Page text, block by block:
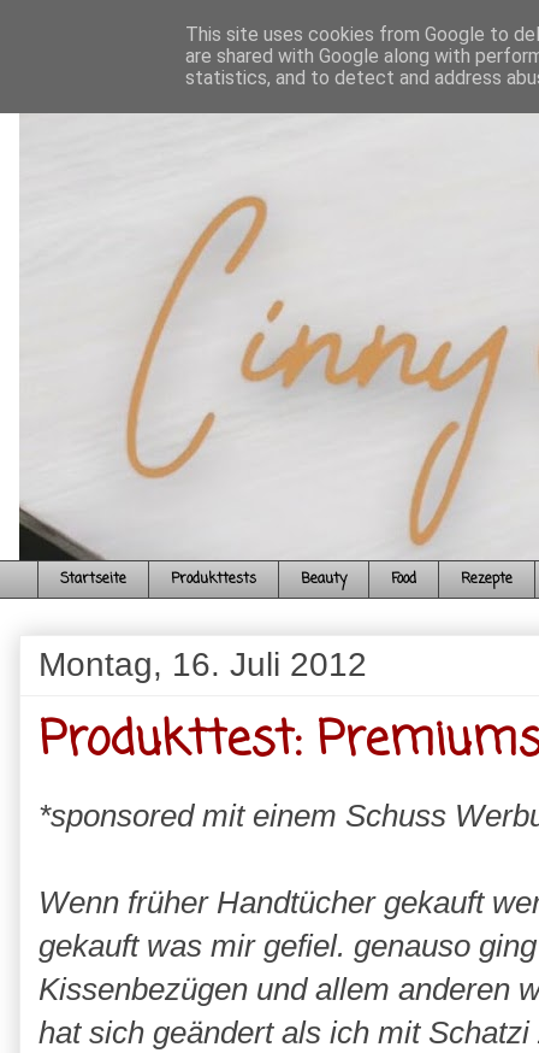
Startseite Produkttests Beauty Food Rezepte
Montag, 16. Juli 2012
Produkttest:
*sponsored mit einem Schuss
Wenn früher Handtücher gekauft
gekauft was mir gefiel. genauso
Kissenbezügen und allem anderen
hat sich geändert als ich mit
This site uses cookies from Google to
are shared with Google along with
statistics, and to detect and address